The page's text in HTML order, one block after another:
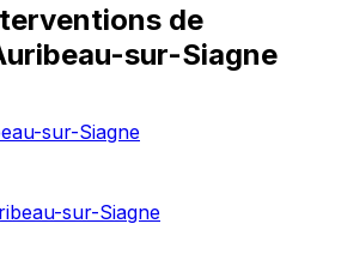
de
sur-Siagne
sur-Siagne
sur-Siagne